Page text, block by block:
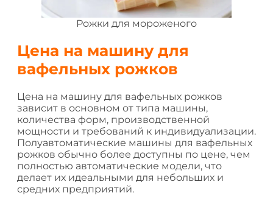
Рожки для мороженого
Цена на машину для
вафельных рожков
Цена на машину для вафельных рожков
зависит в основном от типа машины,
количества форм, производственной
мощности и требований к индивидуализации.
Полуавтоматические машины для вафельных
рожков обычно более доступны по цене, чем
полностью автоматические модели, что
делает их идеальными для небольших и
средних предприятий.